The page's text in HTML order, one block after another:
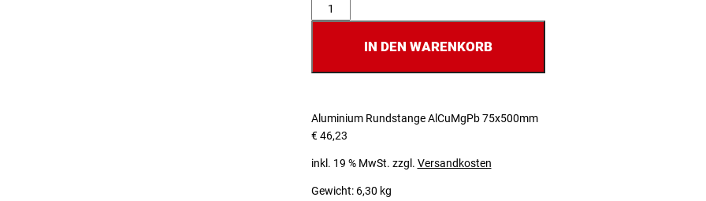
Anzahl
IN DEN WARENKORB
Aluminium Rundstange AlCuMgPb 75x500mm
€46,23
inkl. 19 % MwSt. zzgl. Versandkosten
Gewicht: 6,30 kg